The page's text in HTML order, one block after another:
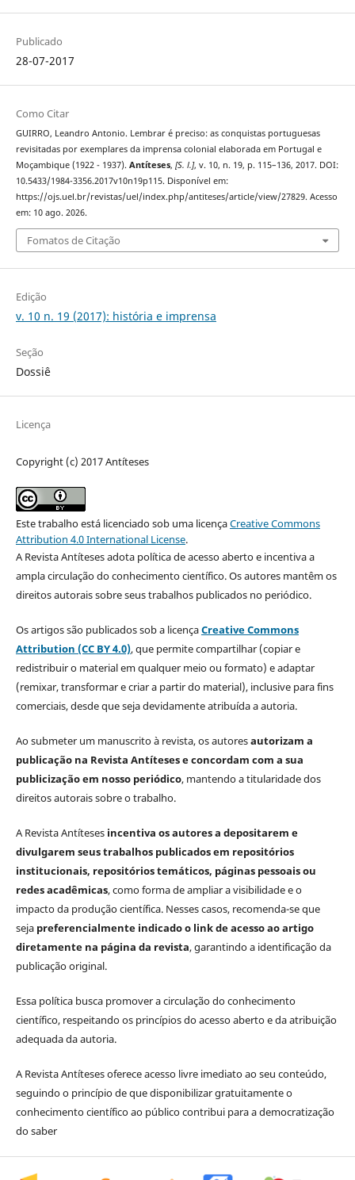
Publicado
28-07-2017
Como Citar
GUIRRO, Leandro Antonio. Lembrar é preciso: as conquistas portuguesas
revisitadas por exemplares da imprensa colonial elaborada em Portugal e
Moçambique (1922 - 1937). Antíteses, [S. l.], v. 10, n. 19, p. 115–136, 2017. DOI:
10.5433/1984-3356.2017v10n19p115. Disponível em:
https://ojs.uel.br/revistas/uel/index.php/antiteses/article/view/27829. Acesso
em: 10 ago. 2026.
Fomatos de Citação
Edição
v. 10 n. 19 (2017): história e imprensa
Seção
Dossiê
Licença
Copyright (c) 2017 Antíteses
Este trabalho está licenciado sob uma licençaCreative Commons
Attribution 4.0 International License.
A Revista Antíteses adota política de acesso aberto e incentiva a
ampla circulação do conhecimento científico. Os autores mantêm os
direitos autorais sobre seus trabalhos publicados no periódico.
Os artigos são publicados sob a licençaCreative Commons
Attribution (CC BY 4.0), que permite compartilhar (copiar e
redistribuir o material em qualquer meio ou formato) e adaptar
(remixar, transformar e criar a partir do material), inclusive para fins
comerciais, desde que seja devidamente atribuída a autoria.
Ao submeter um manuscrito à revista, os autoresautorizam a
publicação na Revista Antíteses e concordam com a sua
publicização em nosso periódico, mantendo a titularidade dos
direitos autorais sobre o trabalho.
A Revista Antíteses incentiva os autores a depositarem e
divulgarem seus trabalhos publicados em repositórios
institucionais, repositórios temáticos, páginas pessoais ou
redes acadêmicas, como forma de ampliar a visibilidade e o
impacto da produção científica. Nesses casos, recomenda-se que
seja preferencialmente indicado o link de acesso ao artigo
diretamente na página da revista, garantindo a identificação da
publicação original.
Essa política busca promover a circulação do conhecimento
científico, respeitando os princípios do acesso aberto e da atribuição
adequada da autoria.
A Revista Antíteses oferece acesso livre imediato ao seu conteúdo,
seguindo o princípio de que disponibilizar gratuitamente o
conhecimento científico ao público contribui para a democratização
do saber